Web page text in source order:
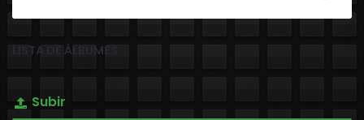
LISTA DE ÁLBUMES
Subir